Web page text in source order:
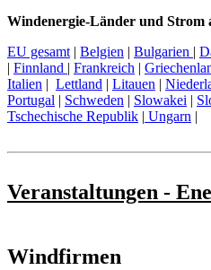
Windenergie-Länder und Strom
EU gesamt | Belgien | Bulgarien |
| Finnland | Frankreich |
Italien | Lettland | Litauen |
Portugal | Schweden | Slowakei |
Tschechische Republik | Ungarn |
Veranstaltungen -
Windfirmen